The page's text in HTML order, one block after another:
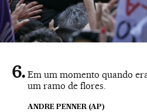
Em um momento quando
um ramo de flores.
ANDRE PENNER (AP)